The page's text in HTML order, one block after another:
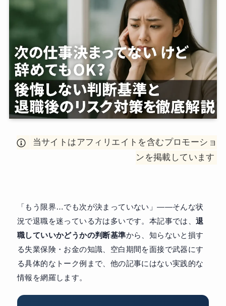
当サイトはアフィリエイトを含むプロモーショ
ンを掲載しています
「もう限界…でも次が決まっていない」——そんな状
況で退職を迷っている方は多いです。本記事では、退
職していいかどうかの判断基準から、知らないと損す
る失業保険・お金の知識、空白期間を面接で武器にす
る具体的なトーク例まで、他の記事にはない実践的な
情報を網羅します。